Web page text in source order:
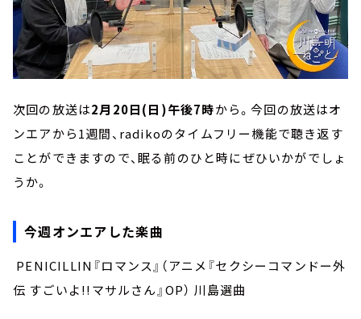
次回の放送は2月20日(日)午後7時から。今回の放送はオ
ンエアから1週間、radikoのタイムフリー機能で聴き返す
ことができますので、眠る前のひと時にぜひいかがでしょ
うか。
今週オンエアした楽曲
PENICILLIN『ロマンス』（アニメ『セクシーコマンドー外
伝 すごいよ!!マサルさん』OP） 川島選曲